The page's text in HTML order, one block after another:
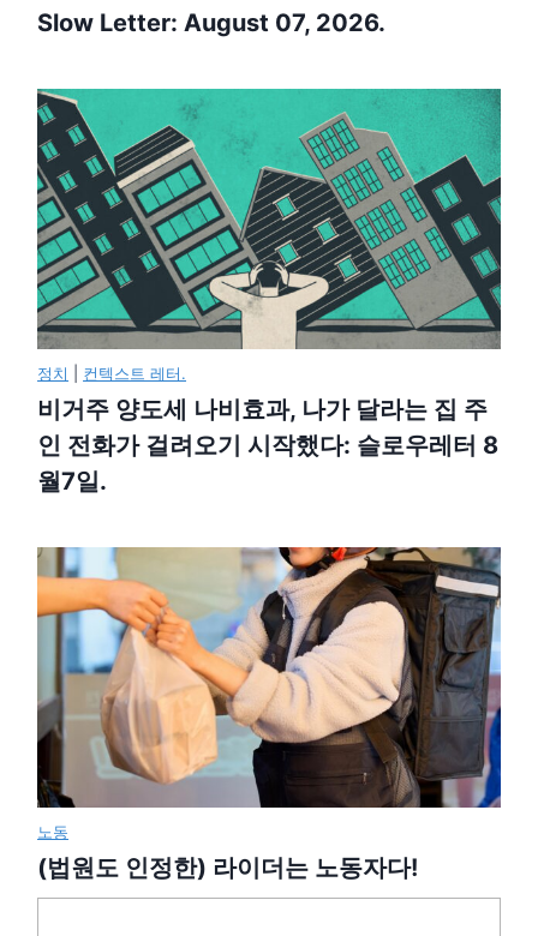
Slow Letter: August 07, 2026.
정치 컨텍스트 레터.
비거주 양도세 나비효과, 나가 달라는 집 주
인 전화가 걸려오기 시작했다: 슬로우레터 8
월7일.
노동
(법원도 인정한) 라이더는 노동자다!